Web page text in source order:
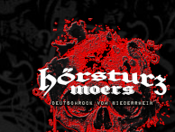
Skip
to
content